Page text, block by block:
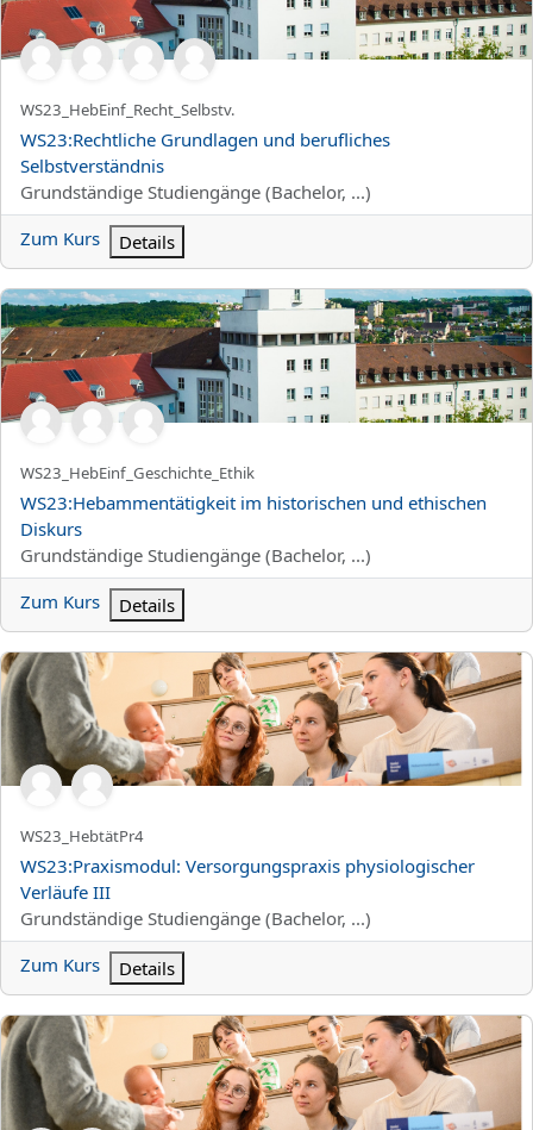
Kurzer Kursname
WS23_HebEinf_Recht_Selbstv.
Kursname
WS23:Rechtliche Grundlagen und berufliches
Selbstverständnis
Kursbereich
Grundständige Studiengänge (Bachelor, ...)
Zum Kurs
Details
WS23:Hebammentätigkeit im historischen und ethischen Diskurs
Kurzer Kursname
WS23_HebEinf_Geschichte_Ethik
Kursname
WS23:Hebammentätigkeit im historischen und ethischen
Diskurs
Kursbereich
Grundständige Studiengänge (Bachelor, ...)
Zum Kurs
Details
WS23:Praxismodul: Versorgungspraxis physiologischer
Kurzer Kursname
WS23_HebtätPr4
Kursname
WS23:Praxismodul: Versorgungspraxis physiologischer
Verläufe III
Kursbereich
Grundständige Studiengänge (Bachelor, ...)
Zum Kurs
Details
WS23:Praxismodul: Versorgungspraxis physiologischer Verläufe